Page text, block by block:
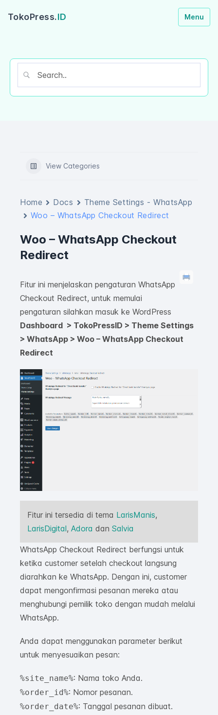
View Categories
Home Docs
Theme Settings - WhatsApp
Woo – WhatsApp Checkout Redirect
Woo – WhatsApp Checkout
Redirect
Fitur ini menjelaskan pengaturan WhatsApp
Checkout Redirect, untuk memulai
pengaturan silahkan masuk ke WordPress
Dashboard > TokoPressID > Theme Settings
> WhatsApp > Woo – WhatsApp Checkout
Redirect
Fitur ini tersedia di tema LarisManis,
LarisDigital, Adora dan Salvia
WhatsApp Checkout Redirect berfungsi untuk
ketika customer setelah checkout langsung
diarahkan ke WhatsApp. Dengan ini, customer
dapat mengonfirmasi pesanan mereka atau
menghubungi pemilik toko dengan mudah melalui
WhatsApp.
Anda dapat menggunakan parameter berikut
untuk menyesuaikan pesan:
%site_name%: Nama toko Anda.
%order_id%: Nomor pesanan.
%order_date%: Tanggal pesanan dibuat.
TokoPress.ID Menu